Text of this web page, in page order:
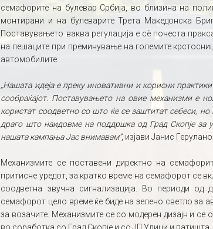
семафорите на булевар Србија, во близина на
монтирани и на булеварите Трета Македонска
Поставувањето ваква регулација е сè почеста
на пешаците при преминување на големите
автомобилите.
„Нашата идеја е преку иновативни и корисни
сообраќајот. Поставувањето на овие механизми е
користат соодветно со што ќе се заштитат себеси,
драго што наидовме на поддршка од Град Скопје за
нашата кампања Јас внимавам”, изјави Јанис
Механизмите се поставени директно на
притисне уредот, за кратко време на семафорот се
соодветна звучна сигнализација. Во периоди
семафорот цело време ќе биде на зелено светло за
за возачите. Механизмите се со модерен дизајн и